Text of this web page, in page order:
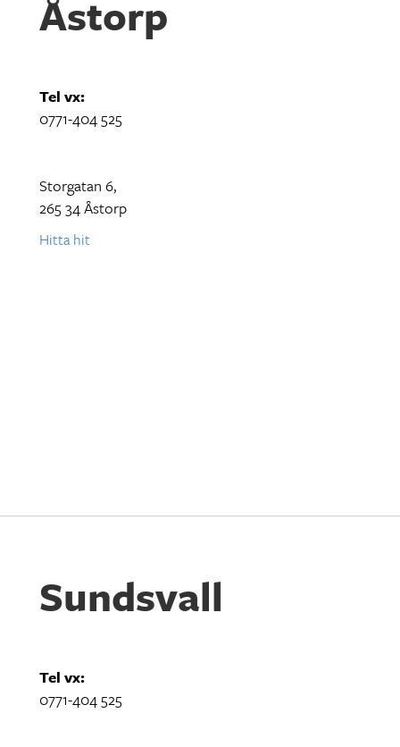
Åstorp
Tel vx:
0771-404 525
Storgatan 6,
265 34 Åstorp
Hitta hit
Sundsvall
Tel vx:
0771-404 525